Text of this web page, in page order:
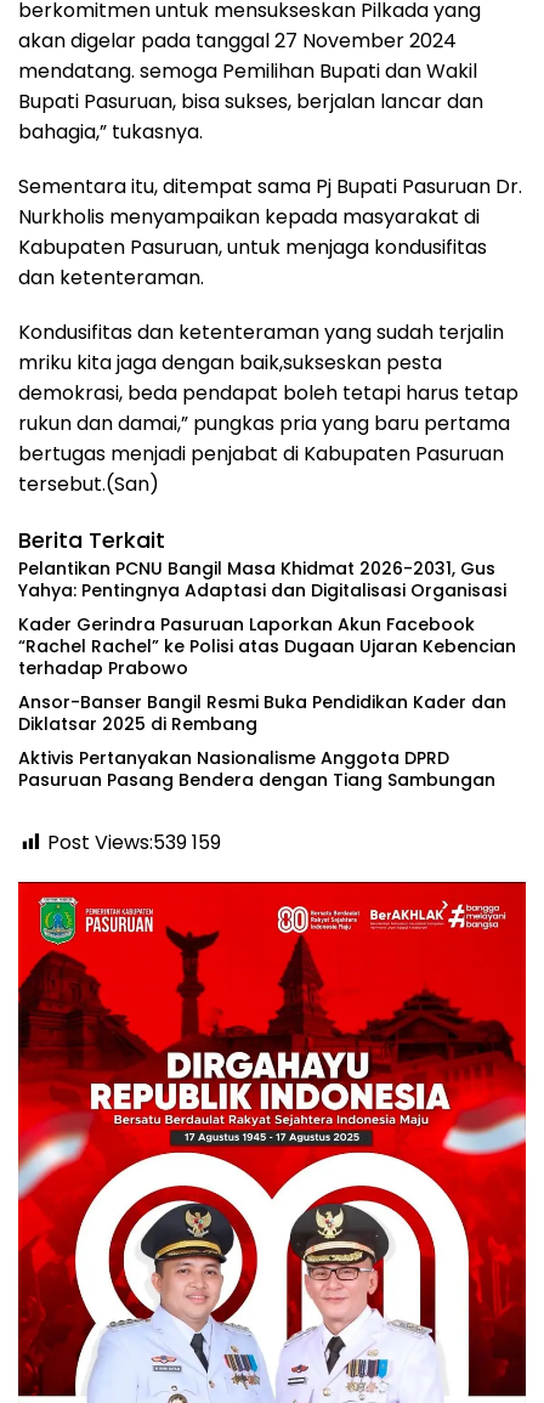
berkomitmen untuk mensukseskan Pilkada yang
akan digelar pada tanggal 27 November 2024
mendatang. semoga Pemilihan Bupati dan Wakil
Bupati Pasuruan, bisa sukses, berjalan lancar dan
bahagia,” tukasnya.
Sementara itu, ditempat sama Pj Bupati Pasuruan Dr.
Nurkholis menyampaikan kepada masyarakat di
Kabupaten Pasuruan, untuk menjaga kondusifitas
dan ketenteraman.
Kondusifitas dan ketenteraman yang sudah terjalin
mriku kita jaga dengan baik,sukseskan pesta
demokrasi, beda pendapat boleh tetapi harus tetap
rukun dan damai,” pungkas pria yang baru pertama
bertugas menjadi penjabat di Kabupaten Pasuruan
tersebut.(San)
Berita Terkait
‎Pelantikan PCNU Bangil Masa Khidmat 2026-2031, Gus
Yahya: Pentingnya Adaptasi dan Digitalisasi Organisasi
Kader Gerindra Pasuruan Laporkan Akun Facebook
“Rachel Rachel” ke Polisi atas Dugaan Ujaran Kebencian
terhadap Prabowo
Ansor-Banser Bangil Resmi Buka Pendidikan Kader dan
Diklatsar 2025 di Rembang
Aktivis Pertanyakan Nasionalisme Anggota DPRD
Pasuruan Pasang Bendera dengan Tiang Sambungan
Post Views:539159